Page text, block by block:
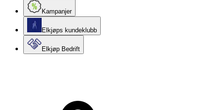
Kampanjer
Elkjøps kundeklubb
Elkjøp Bedrift